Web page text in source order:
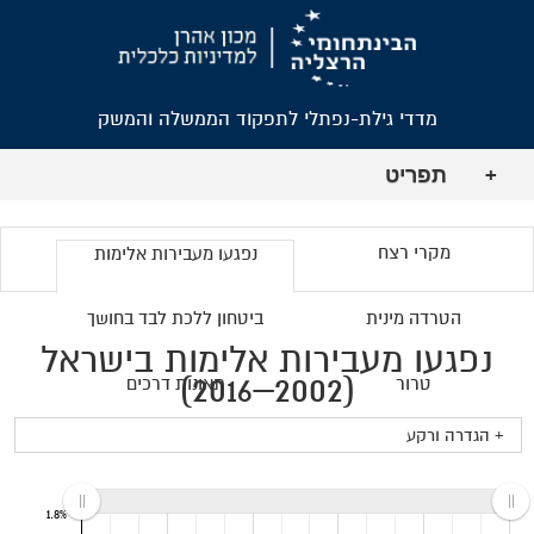
מדדי גילת-נפתלי לתפקוד הממשלה והמשק
+ תפריט
מקרי רצח נפגעו מעבירות אלימות
הטרדה מינית ביטחון ללכת לבד בחושך
טרור תאונות דרכים
נפגעו מעבירות אלימות בישראל
(2002–2016)
+ הגדרה ורקע
1.8%